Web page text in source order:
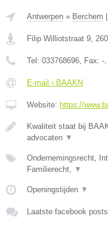
Antwerpen » Berchem
Filip Williotstraat 9
Tel: 033768696 , Fax: -
E-mail › BAAKN
Website: https://
Kwaliteit staat bij
advocaten ▼
Ondernemingsrecht,
Familierecht,
▼
Openingstijden ▼
Laatste facebook posts